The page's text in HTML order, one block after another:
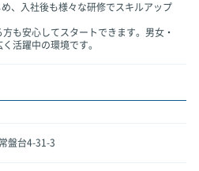
、入社後も様々な研修でスキルアップ
も安心してスタートできます。男女・
活躍中の環境です。
盤台4-31-3